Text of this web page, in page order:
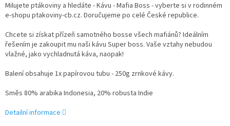
Milujete ptákoviny a hledáte - Kávu - Mafia Boss - vyberte si v rodinném
e-shopu ptakoviny-cb.cz. Doručujeme po celé České republice.
Chcete si získat přízeň samotného bosse všech mafiánů? Ideálním
řešením je zakoupit mu naši kávu Super boss. Vaše vztahy nebudou
vlažné, jako vychladnutá káva, naopak!
Balení obsahuje 1x papírovou tubu - 250g zrnkové kávy.
Směs 80% arabika Indonesia, 20% robusta Indie
Detailní informace